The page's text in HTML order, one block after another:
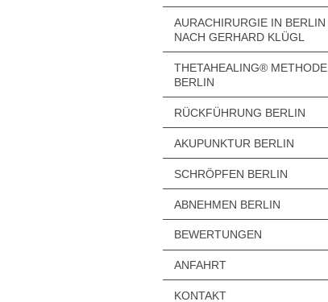
AURACHIRURGIE IN BERLIN
NACH GERHARD KLÜGL
THETAHEALING® METHODE
BERLIN
RÜCKFÜHRUNG BERLIN
AKUPUNKTUR BERLIN
SCHRÖPFEN BERLIN
ABNEHMEN BERLIN
BEWERTUNGEN
ANFAHRT
KONTAKT